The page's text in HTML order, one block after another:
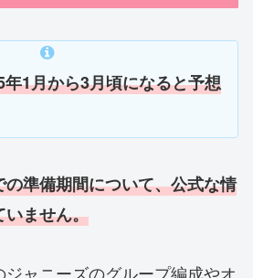
年1月から3月頃になると予想
準備期間について、公式な情
いません。
ジャニーズのグループ編成やオ